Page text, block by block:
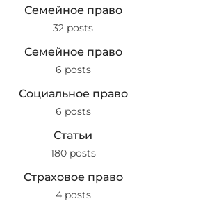
Семейное право
32 posts
Семейное право
6 posts
Социальное право
6 posts
Статьи
180 posts
Страховое право
4 posts